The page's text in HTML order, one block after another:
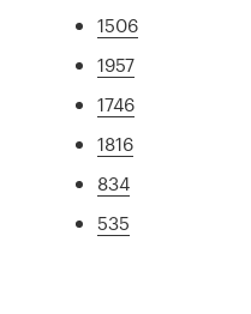
1506
1957
1746
1816
834
535